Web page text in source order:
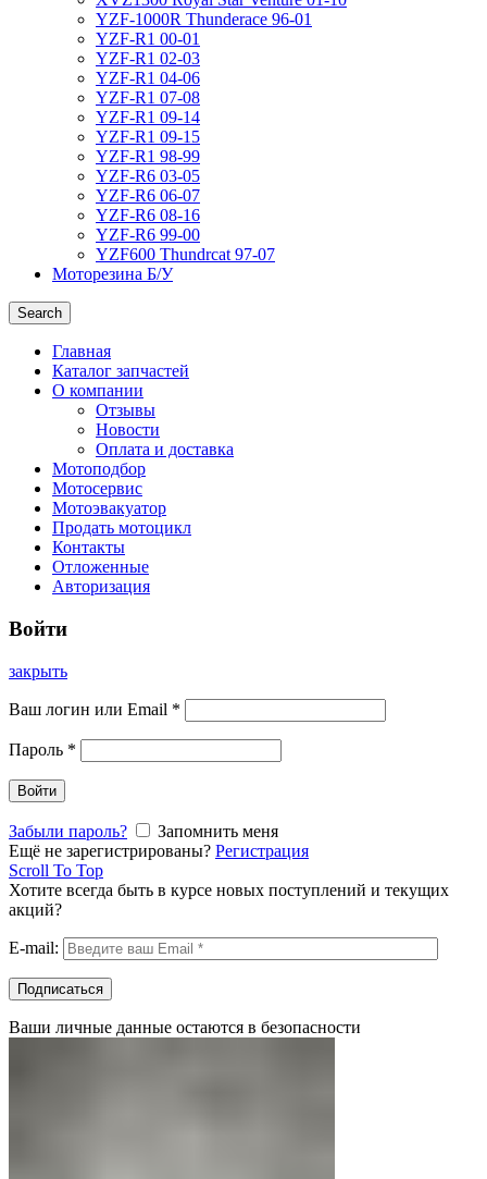
YZF-1000R Thunderace 96-01
YZF-R1 00-01
YZF-R1 02-03
YZF-R1 04-06
YZF-R1 07-08
YZF-R1 09-14
YZF-R1 09-15
YZF-R1 98-99
YZF-R6 03-05
YZF-R6 06-07
YZF-R6 08-16
YZF-R6 99-00
YZF600 Thundrcat 97-07
Моторезина Б/У
Search
Главная
Каталог запчастей
О компании
Отзывы
Новости
Оплата и доставка
Мотоподбор
Мотосервис
Мотоэвакуатор
Продать мотоцикл
Контакты
Отложенные
Авторизация
Войти
закрыть
Ваш логин или Email *
Пароль *
Войти
Забыли пароль?
Запомнить меня
Ещё не зарегистрированы? Регистрация
Scroll To Top
Хотите всегда быть в курсе новых поступлений и текущих
акций?
E-mail:
Ваши личные данные остаются в безопасности